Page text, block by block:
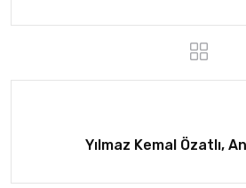
Yılmaz Kemal Özatlı,